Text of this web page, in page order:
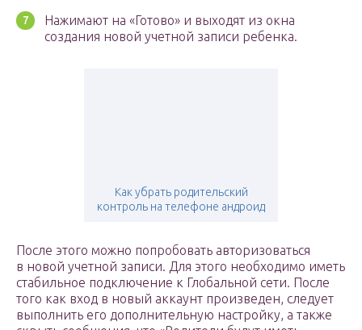
Нажимают на «Готово» и выходят из окна
создания новой учетной записи ребенка.
Как убрать родительский
контроль на телефоне андроид
После этого можно попробовать авторизоваться
в новой учетной записи. Для этого необходимо иметь
стабильное подключение к Глобальной сети. После
того как вход в новый аккаунт произведен, следует
выполнить его дополнительную настройку, а также